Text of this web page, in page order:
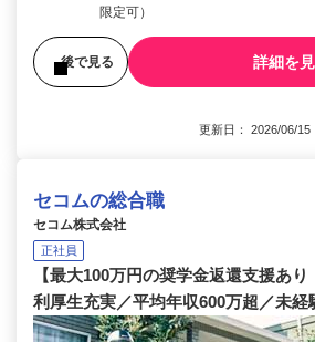
限定可）
後で見る 詳細を
更新日： 2026/06/
セコムの総合職
セコム株式会社
正社員
【最大100万円の奨学金返還支援あ
利厚生充実／平均年収600万超／未経